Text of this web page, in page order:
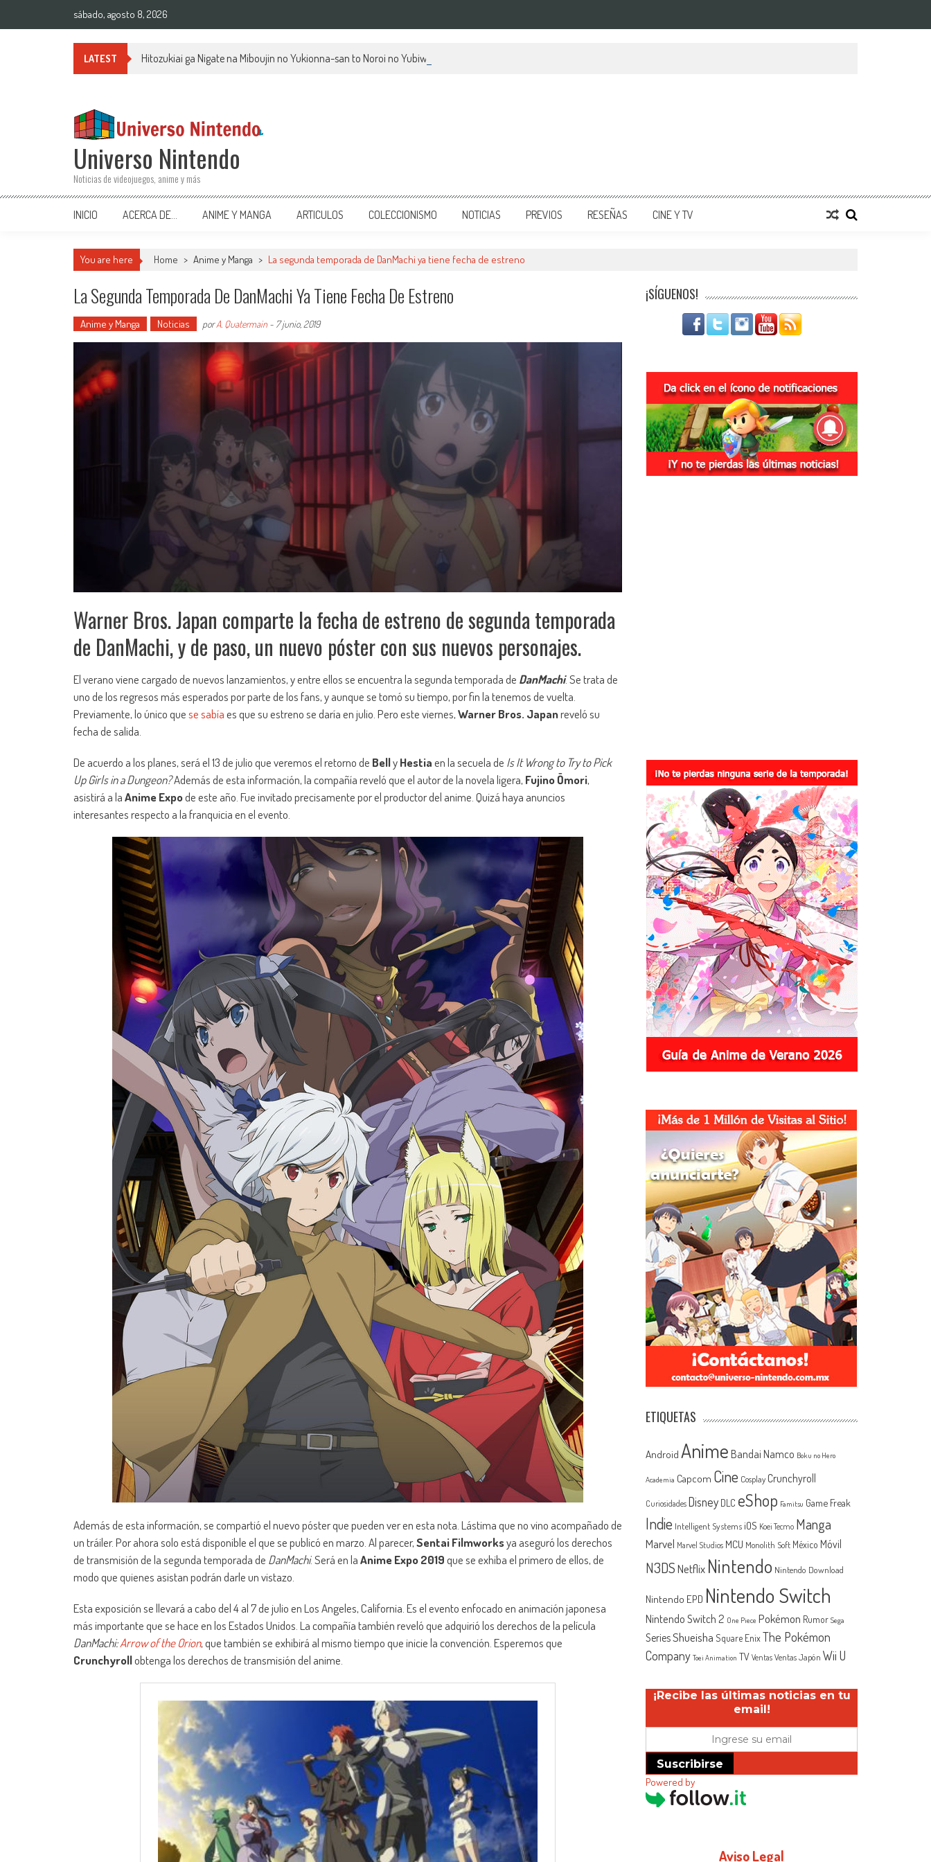
sábado, agosto 8, 2026
LATEST Hitozukiai ga Nigate na Miboujin no Yukionna-san to Noroi no Yubiwa, su mes de estreno y avances
Universo Nintendo
Noticias de videojuegos, anime y más
INICIO ACERCA DE… ANIME Y MANGA ARTICULOS COLECCIONISMO NOTICIAS PREVIOS RESEÑAS CINE Y TV
You are here Home > Anime y Manga > La segunda temporada de DanMachi ya tiene fecha de estreno
La Segunda Temporada De DanMachi Ya Tiene Fecha De Estreno
Anime y Manga Noticias porA. Quatermain - 7 junio, 2019
Warner Bros. Japan comparte la fecha de estreno de segunda temporada
de DanMachi, y de paso, un nuevo póster con sus nuevos personajes.
El verano viene cargado de nuevos lanzamientos, y entre ellos se encuentra la segunda temporada de DanMachi. Se trata de
uno de los regresos más esperados por parte de los fans, y aunque se tomó su tiempo, por fin la tenemos de vuelta.
Previamente, lo único quese sabíaes que su estreno se daría en julio. Pero este viernes,Warner Bros. Japanreveló su
fecha de salida.
De acuerdo a los planes, será el 13 de julio que veremos el retorno de BellyHestiaen la secuela de Is It Wrong to Try to Pick
Up Girls in a Dungeon?Además de esta información, la compañía reveló que el autor de la novela ligera, Fujino Ōmori,
asistirá a laAnime Expode este año. Fue invitado precisamente por el productor del anime. Quizá haya anuncios
interesantes respecto a la franquicia en el evento.
Además de esta información, se compartió el nuevo póster que pueden ver en esta nota. Lástima que no vino acompañado de
un tráiler. Por ahora solo está disponible el que se publicó en marzo. Al parecer,Sentai Filmworksya aseguró los derechos
de transmisión de la segunda temporada de DanMachi. Será en laAnime Expo 2019que se exhiba el primero de ellos, de
modo que quienes asistan podrán darle un vistazo.
Esta exposición se llevará a cabo del 4 al 7 de julio en Los Angeles, California. Es el evento enfocado en animación japonesa
más importante que se hace en los Estados Unidos. La compañía también reveló que adquirió los derechos de la película
DanMachi:Arrow of the Orion, que también se exhibirá al mismo tiempo que inicie la convención. Esperemos que
Crunchyrollobtenga los derechos de transmisión del anime.
¡SÍGUENOS!
ETIQUETAS
Android Anime Bandai Namco Boku no Hero
Academia Capcom Cine Cosplay Crunchyroll
Curiosidades Disney DLC eShop Famitsu Game Freak
Indie Intelligent Systems iOS Koei Tecmo Manga
Marvel Marvel Studios MCU Monolith Soft México Móvil
N3DSNetflix Nintendo Nintendo Download
Nintendo EPD Nintendo Switch
Nintendo Switch 2 One Piece Pokémon Rumor Sega
SeriesShueisha Square EnixThe Pokémon
Company Toei Animation TV Ventas Ventas Japón Wii U
¡Recibe las últimas noticias en tu
email!
Suscribirse
Powered by
Aviso Legal